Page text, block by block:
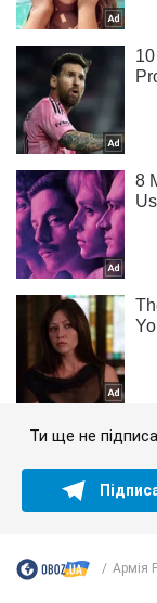
Ти ще не
Армія